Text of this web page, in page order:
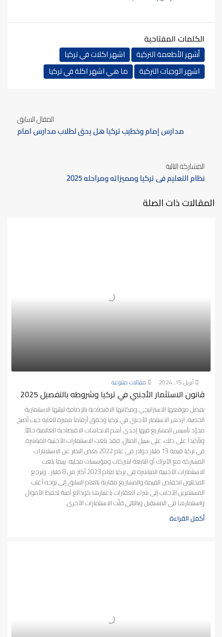
الكلمات المفتاحية
أشهر الأطعمة التركية
اشهر اكلات في تركيا
اشهر الوجبات التركية
ما هي اشهر اكلة في تركيا
المقال السابق
مدارس إمام وخطيب تركيا هل يحق لطلاب مدارس امام
المشاركة التالية
نظام التعليم في تركيا ومميزاته ومراحله 2025
المقالات ذات الصلة
أبريل 15, 2024 مقالات متنوعة
قانون الاستثمار الأجنبي في تركيا وشروطه بالتفصيل 2025
بفضل موقعها الاستراتيجي ومكانتها الاقتصادية بالإضافة لبيئتها الاستثمارية
الخصبة، ازدهر الاستثمار الأجنبي في تركيا وحقق أرقاماً مميزة للغاية حيث أصبح
مجرّد تأسيس المشاريع فيها إحدى أهم الاتجاهات الاقتصادية العالمية حاليّاً.
وتأكيداً على ذلك، على سبيل المثال، فقد بلغت الاستثمارات الأجنبية المباشرة
في تركيا قيمة 13 مليار دولار في عام 2022 بغض النظر عن الاستثمارات
المشتركة مع الأتراك أو التابعة لشركات ومؤسسات محلية. بينما بلغت
الاستثمارات الأجنبية المباشرة في تركيا لعام 2023 أكثر من 8 مليار.. ويرجع
المحللون انخفاض القيمة والمشاريع مقارنةً بالعام السابق إلى توجه أغلب
المستثمرين الأجانب إلى شراء العقارات باعتبارها كودائع آمنة لحفظ الأموال
واستثمارها في المستقبل وبالتالي قلّت الاستثمارات الأخرى.
أكمل القراءة